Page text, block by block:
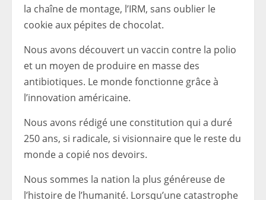
la chaîne de montage, l’IRM, sans oublier le
cookie aux pépites de chocolat.
Nous avons découvert un vaccin contre la polio
et un moyen de produire en masse des
antibiotiques. Le monde fonctionne grâce à
l’innovation américaine.
Nous avons rédigé une constitution qui a duré
250 ans, si radicale, si visionnaire que le reste du
monde a copié nos devoirs.
Nous sommes la nation la plus généreuse de
l’histoire de l’humanité. Lorsqu’une catastrophe